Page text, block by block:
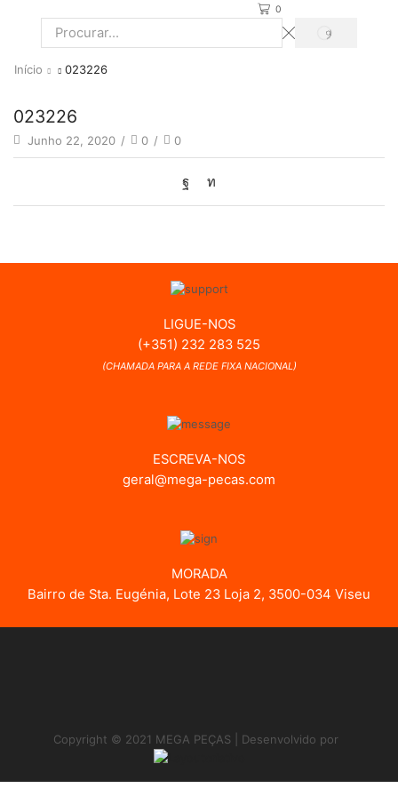
0
Search
PROCURAR
Início 023226
023226
Junho 22, 2020 / 0 / 0
LIGUE-NOS
(+351) 232 283 525
(CHAMADA PARA A REDE FIXA NACIONAL)
ESCREVA-NOS
geral@mega-pecas.com
MORADA
Bairro de Sta. Eugénia, Lote 23 Loja 2, 3500-034 Viseu
Copyright © 2021 MEGA PEÇAS | Desenvolvido por